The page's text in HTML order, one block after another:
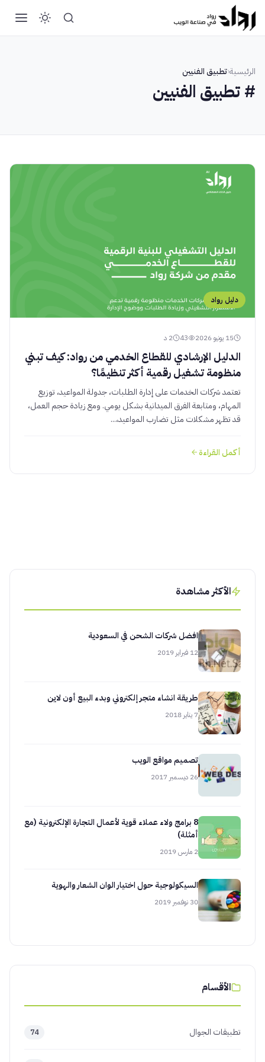
الرئيسية‹تطبيق الفنيين
# تطبيق الفنيين
دليل رواد
15 يونيو 2026 43 2 د
الدليل الإرشادي للقطاع الخدمي من رواد: كيف تبني
منظومة تشغيل رقمية أكثر تنظيمًا؟
تعتمد شركات الخدمات على إدارة الطلبات، جدولة المواعيد، توزيع
المهام، ومتابعة الفرق الميدانية بشكل يومي. ومع زيادة حجم العمل،
قد تظهر مشكلات مثل تضارب المواعيد،...
أكمل القراءة
الأكثر مشاهدة
افضل شركات الشحن في السعودية
12 فبراير 2019
طريقة انشاء متجر إلكتروني وبدء البيع أون لاين
7 يناير 2018
تصميم مواقع الويب
26 ديسمبر 2017
8 برامج ولاء عملاء قوية لأعمال التجارة الإلكترونية (مع
أمثلة)
2 مارس 2019
السيكولوجية حول اختيار الوان الشعار والهوية
30 نوفمبر 2019
الأقسام
تطبيقات الجوال 74